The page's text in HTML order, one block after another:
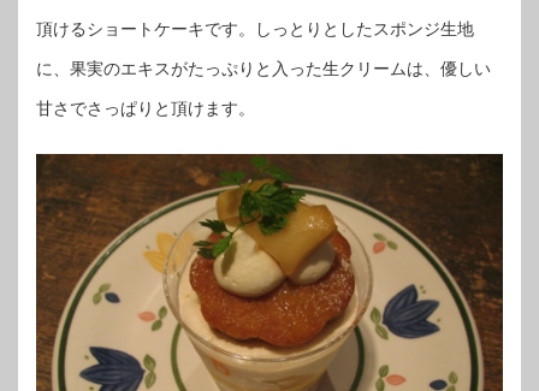
頂けるショートケーキです。しっとりとしたスポンジ生地
に、果実のエキスがたっぷりと入った生クリームは、優しい
甘さでさっぱりと頂けます。